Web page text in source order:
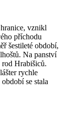
vznikl
příchodu
šestileté období,
Na panství
Hrabišiců.
rychle
se stala